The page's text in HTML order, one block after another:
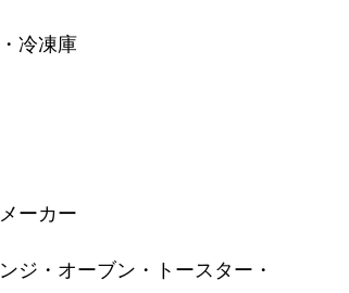
冷凍庫
ーカー
ジ・オーブン・トースター・